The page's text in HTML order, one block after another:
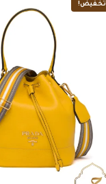
تخفيض!